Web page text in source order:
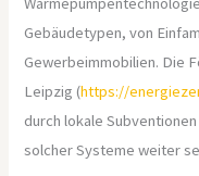
Gebäudetypen, von
Gewerbeimmobilien. Die
Leipzig (https://
durch lokale
solcher Systeme weiter